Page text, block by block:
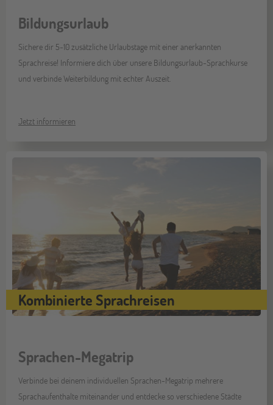
Bildungsurlaub
Sichere dir 5-10 zusätzliche Urlaubstage mit einer anerkannten
Sprachreise! Informiere dich über unsere Bildungsurlaub-Sprachkurse
und verbinde Weiterbildung mit echter Auszeit.
Jetzt informieren
Kombinierte Sprachreisen
Sprachen-Megatrip
Verbinde bei deinem individuellen Sprachen-Megatrip mehrere
Sprachaufenthalte miteinander und entdecke so verschiedene Städte